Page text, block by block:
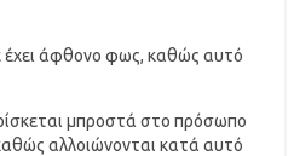
έχει άφθονο φως, καθώς αυτό
μπροστά στο πρόσωπο
αλλοιώνονται κατά αυτό